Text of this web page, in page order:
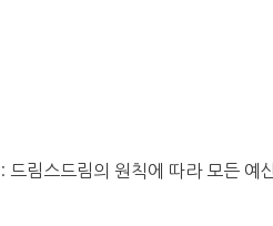
: 드림스드림의 원칙에 따라 모든 예